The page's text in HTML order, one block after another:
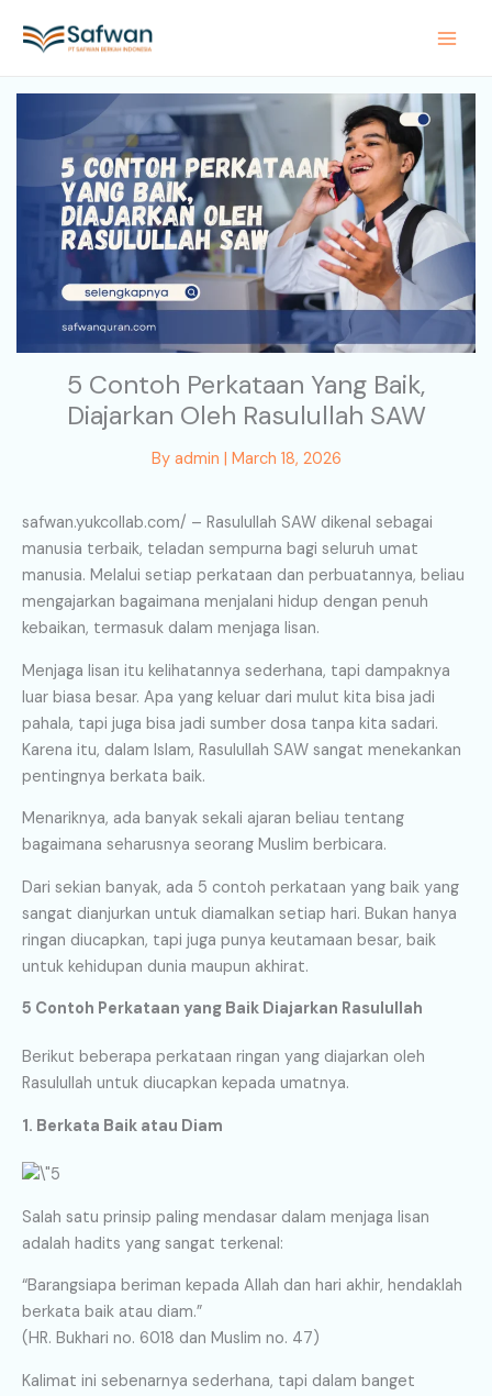
5 Contoh Perkataan Yang Baik,
Diajarkan Oleh Rasulullah SAW
By admin | March 18, 2026
safwan.yukcollab.com/ – Rasulullah SAW dikenal sebagai
manusia terbaik, teladan sempurna bagi seluruh umat
manusia. Melalui setiap perkataan dan perbuatannya, beliau
mengajarkan bagaimana menjalani hidup dengan penuh
kebaikan, termasuk dalam menjaga lisan.
Menjaga lisan itu kelihatannya sederhana, tapi dampaknya
luar biasa besar. Apa yang keluar dari mulut kita bisa jadi
pahala, tapi juga bisa jadi sumber dosa tanpa kita sadari.
Karena itu, dalam Islam, Rasulullah SAW sangat menekankan
pentingnya berkata baik.
Menariknya, ada banyak sekali ajaran beliau tentang
bagaimana seharusnya seorang Muslim berbicara.
Dari sekian banyak, ada 5 contoh perkataan yang baik yang
sangat dianjurkan untuk diamalkan setiap hari. Bukan hanya
ringan diucapkan, tapi juga punya keutamaan besar, baik
untuk kehidupan dunia maupun akhirat.
5 Contoh Perkataan yang Baik Diajarkan Rasulullah
Berikut beberapa perkataan ringan yang diajarkan oleh
Rasulullah untuk diucapkan kepada umatnya.
1. Berkata Baik atau Diam
Salah satu prinsip paling mendasar dalam menjaga lisan
adalah hadits yang sangat terkenal:
“Barangsiapa beriman kepada Allah dan hari akhir, hendaklah
berkata baik atau diam.”
(HR. Bukhari no. 6018 dan Muslim no. 47)
Kalimat ini sebenarnya sederhana, tapi dalam banget